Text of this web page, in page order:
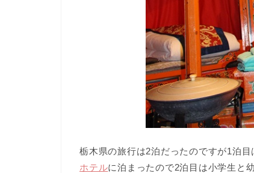
栃木県の旅行は2泊だったのですが1泊
ホテルに泊まったので2泊目は小学生と